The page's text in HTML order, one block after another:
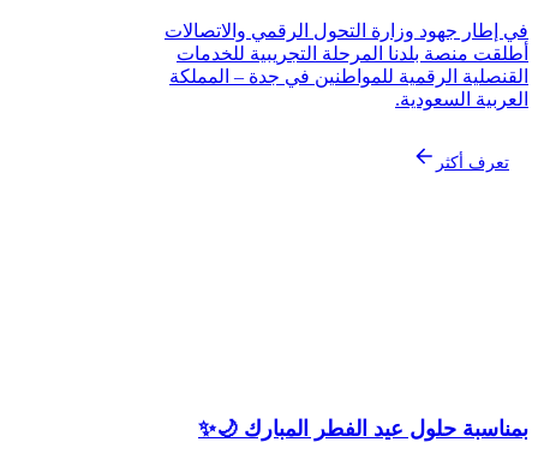
إطار جهود وزارة التحول الرقمي والاتصالات
منصة بلدنا المرحلة التجريبية للخدمات
الرقمية للمواطنين في جدة – المملكة
السعودية.
تعرف أكثر
حلول عيد الفطر المبارك 🌙✨